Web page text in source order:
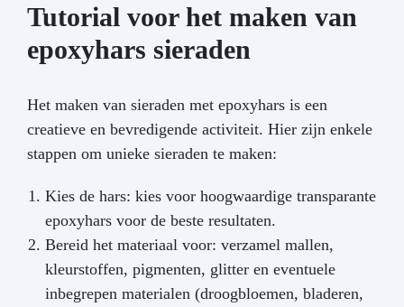
Tutorial voor het maken van
epoxyhars sieraden
Het maken van sieraden met epoxyhars is een
creatieve en bevredigende activiteit. Hier zijn enkele
stappen om unieke sieraden te maken:
Kies de hars: kies voor hoogwaardige transparante
epoxyhars voor de beste resultaten.
Bereid het materiaal voor: verzamel mallen,
kleurstoffen, pigmenten, glitter en eventuele
inbegrepen materialen (droogbloemen, bladeren,